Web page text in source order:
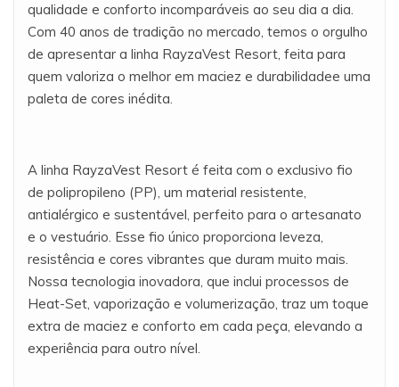
qualidade e conforto incomparáveis ao seu dia a dia.
Com 40 anos de tradição no mercado, temos o orgulho
de apresentar a linha RayzaVest Resort, feita para
quem valoriza o melhor em maciez e durabilidadee uma
paleta de cores inédita.
A linha RayzaVest Resort é feita com o exclusivo fio
de polipropileno (PP), um material resistente,
antialérgico e sustentável, perfeito para o artesanato
e o vestuário. Esse fio único proporciona leveza,
resistência e cores vibrantes que duram muito mais.
Nossa tecnologia inovadora, que inclui processos de
Heat-Set, vaporização e volumerização, traz um toque
extra de maciez e conforto em cada peça, elevando a
experiência para outro nível.